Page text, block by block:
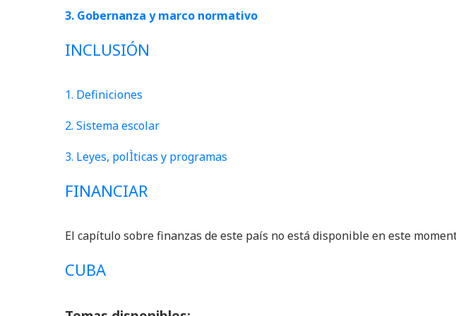
3. Gobernanza y marco normativo
INCLUSIÓN
1. Definiciones
2. Sistema escolar
3. Leyes, polÌticas y programas
FINANCIAR
El capítulo sobre finanzas de este país no está disponible en este
CUBA